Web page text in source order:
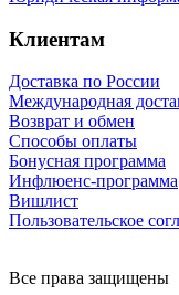
Клиентам
Доставка по России
Международная
Возврат и обмен
Способы оплаты
Бонусная программа
Инфлюенс-программа
Вишлист
Пользовательское
Все права защищены